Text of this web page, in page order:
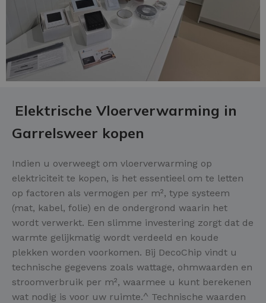
Elektrische Vloerverwarming in
Garrelsweer kopen
Indien u overweegt om vloerverwarming op
elektriciteit te kopen, is het essentieel om te letten
op factoren als vermogen per m², type systeem
(mat, kabel, folie) en de ondergrond waarin het
wordt verwerkt. Een slimme investering zorgt dat de
warmte gelijkmatig wordt verdeeld en koude
plekken worden voorkomen. Bij DecoChip vindt u
technische gegevens zoals wattage, ohmwaarden en
stroomverbruik per m², waarmee u kunt berekenen
wat nodig is voor uw ruimte.^ Technische waarden